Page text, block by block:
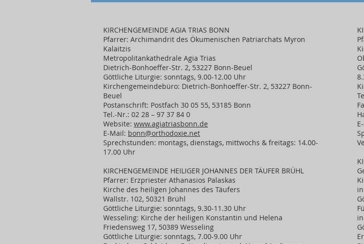
KIRCHENGEMEINDE AGIA TRIAS BONN
Pfarrer: Archimandrit des Ökumenischen Patriarchats Myron
Kalaitzis
Metropolitankathedrale Agia Trias
Dietrich-Bonhoeffer-Str. 2, 53227 Bonn-Beuel
Göttliche Liturgie: sonntags, 9.00-12.00 Uhr
Kirchengemeindebüro: Dietrich-Bonhoeffer-Str. 2, 53227 Bonn-
Beuel
Postanschrift: Postfach 30 05 55, 53185 Bonn
Tel.-Nr.: 02 28 – 97 37 84 0
Website: www.agiatriasbonn.de
E-Mail: bonn@orthodoxie.net
Sprechstunden: montags, dienstags, mittwochs & freitags: 14.00-
17.00 Uhr
KIRCHENGEMEINDE HEILIGER JOHANNES DER TÄUFER BRÜHL
Pfarrer: Erzpriester Athanasios Palaskas
Kirche des heiligen Johannes des Täufers
Wallstr. 102, 50321 Brühl
Göttliche Liturgie: sonntags, 9.30-11.30 Uhr
Wesseling: Kirche der heiligen Konstantin und Helena
Friedensweg 17, 50389 Wesseling
Göttliche Liturgie: sonntags, 7.00-9.00 Uhr